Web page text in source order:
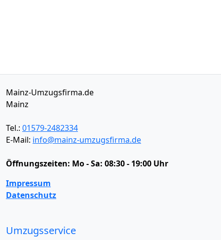
Mainz-Umzugsfirma.de
Mainz
Tel.: 01579-2482334
E-Mail: info@mainz-umzugsfirma.de
Öffnungszeiten: Mo - Sa: 08:30 - 19:00 Uhr
Impressum
Datenschutz
Umzugsservice